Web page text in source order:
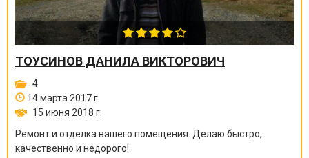
ТОУСИНОВ ДАНИЛА ВИКТОРОВИЧ
4
14 марта 2017 г.
15 июня 2018 г.
Ремонт и отделка вашего помещения. Делаю быстро,
качественно и недорого!